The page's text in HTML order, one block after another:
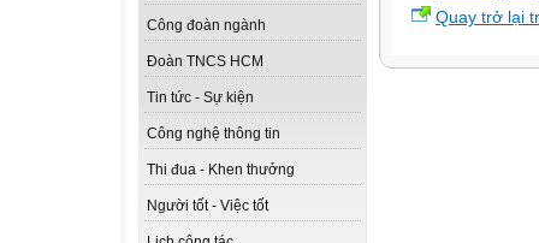
Công đoàn ngành
Đoàn TNCS HCM
Tin tức - Sự kiện
Công nghệ thông tin
Thi đua - Khen thưởng
Người tốt - Việc tốt
Quay trở lại